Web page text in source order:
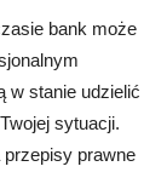
bank może
w stanie udzielić
sytuacji.
prawne